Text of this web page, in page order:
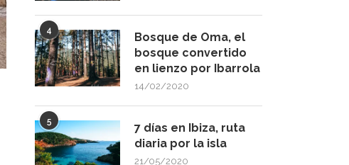
4
Bosque de Oma, el
bosque convertido
en lienzo por Ibarrola
14/02/2020
5
7 días en Ibiza, ruta
diaria por la isla
21/05/2020